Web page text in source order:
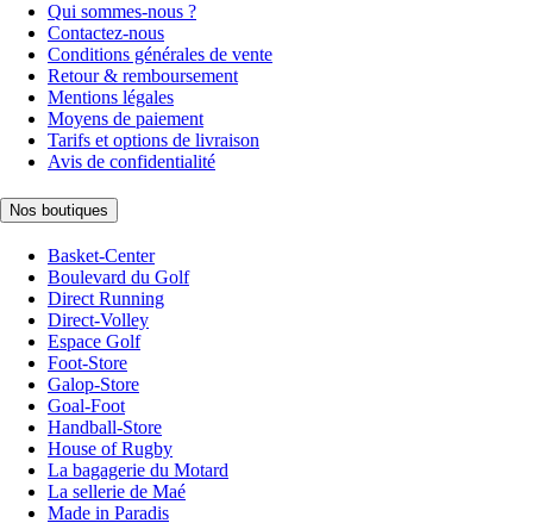
Qui sommes-nous ?
Contactez-nous
Conditions générales de vente
Retour & remboursement
Mentions légales
Moyens de paiement
Tarifs et options de livraison
Avis de confidentialité
Nos boutiques
Basket-Center
Boulevard du Golf
Direct Running
Direct-Volley
Espace Golf
Foot-Store
Galop-Store
Goal-Foot
Handball-Store
House of Rugby
La bagagerie du Motard
La sellerie de Maé
Made in Paradis